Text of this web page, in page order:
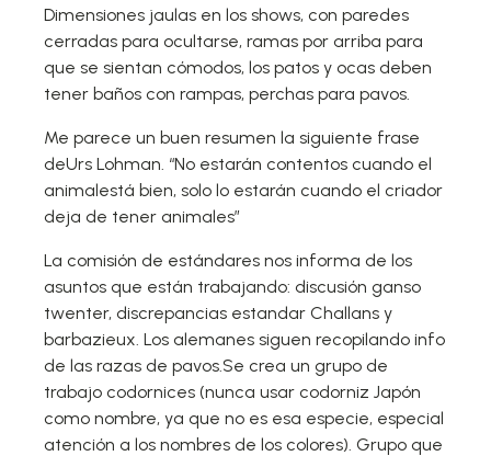
Dimensiones jaulas en los shows, con paredes
cerradas para ocultarse, ramas por arriba para
que se sientan cómodos, los patos y ocas deben
tener baños con rampas, perchas para pavos.
Me parece un buen resumen la siguiente frase
deUrs Lohman. “No estarán contentos cuando el
animalestá bien, solo lo estarán cuando el criador
deja de tener animales”
La comisión de estándares nos informa de los
asuntos que están trabajando: discusión ganso
twenter, discrepancias estandar Challans y
barbazieux. Los alemanes siguen recopilando info
de las razas de pavos.Se crea un grupo de
trabajo codornices (nunca usar codorniz Japón
como nombre, ya que no es esa especie, especial
atención a los nombres de los colores). Grupo que